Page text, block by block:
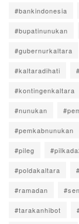
#bankindonesia
#bupatinunukan
#gubernurkaltara
#kaltaradihati
#kontingenkaltara
#nunukan
#pemkabnunukan
#pileg
#poldakaltara
#ramadan
#tarakanhibot